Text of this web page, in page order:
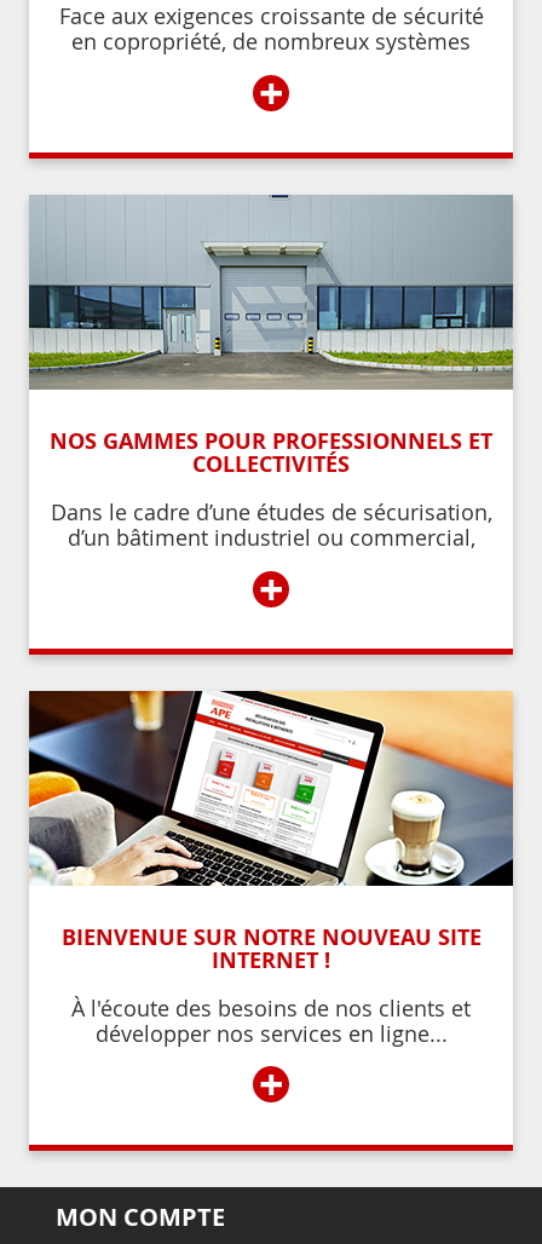
Face aux exigences croissante de sécurité
en copropriété, de nombreux systèmes
l’accès à l’immeuble aux résidents ou aux
personnes autorisées par ces derniers.
+
NOS GAMMES POUR PROFESSIONNELS ET
COLLECTIVITÉS
Dans le cadre d’une études de sécurisation,
d’un bâtiment industriel ou commercial,
+
BIENVENUE SUR NOTRE NOUVEAU SITE
INTERNET !
À l'écoute des besoins de nos clients et
développer nos services en ligne...
+
MON COMPTE